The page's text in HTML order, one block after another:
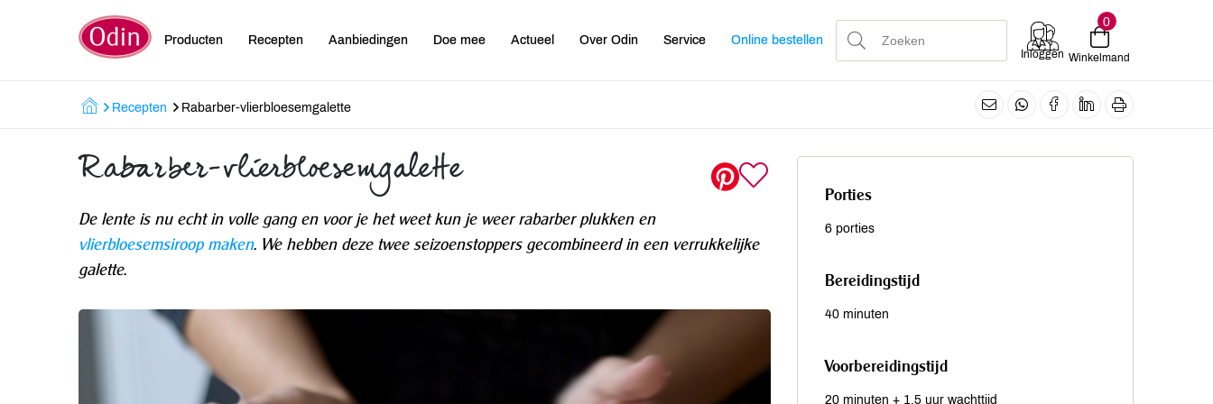
Producten Recepten Aanbiedingen Doe mee Actueel Over Odin Service Online bestellen
Inloggen
0
Winkelmand
Recepten Rabarber-vlierbloesemgalette
Rabarber-vlierbloesemgalette
De lente is nu echt in volle gang en voor je het weet kun je weer rabarber plukken en
vlierbloesemsiroop maken. We hebben deze twee seizoenstoppers gecombineerd in een verrukkelijke
galette.
Porties
6 porties
Bereidingstijd
40 minuten
Voorbereidingstijd
20 minuten + 1,5 uur wachttijd